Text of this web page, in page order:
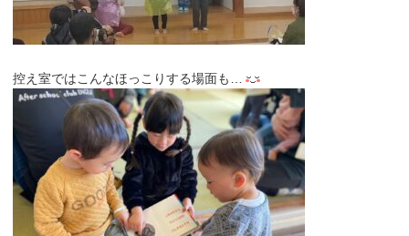
控え室ではこんなほっこりする場面も…